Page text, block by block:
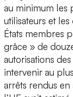
au minimum les
utilisateurs et
États membres
grâce » de
autorisations
intervenir au
arrêts rendus